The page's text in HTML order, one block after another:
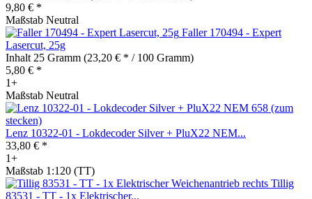
9,80 € *
Maßstab Neutral
Faller 170494 - Expert
Lasercut, 25g
Inhalt 25 Gramm (23,20 € * / 100 Gramm)
5,80 € *
1+
Maßstab Neutral
Lenz 10322-01 - Lokdecoder Silver + PluX22 NEM...
33,80 € *
1+
Maßstab 1:120 (TT)
Tillig
83531 - TT - 1x Elektrischer...